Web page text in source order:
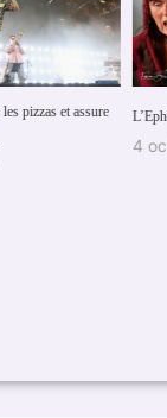
Herbert à Hélécine…
2020